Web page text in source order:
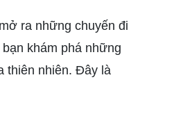
ra những chuyến đi
khám phá những
thiên nhiên. Đây là